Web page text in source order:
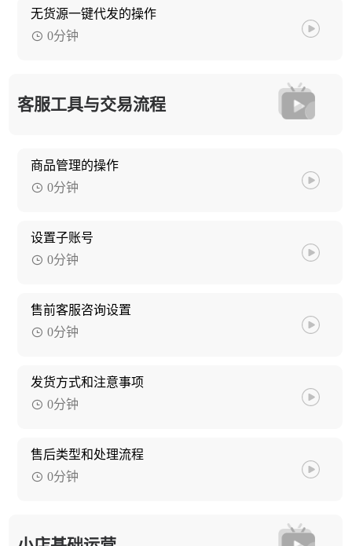
无货源一键代发的操作
0分钟
客服工具与交易流程
商品管理的操作
0分钟
设置子账号
0分钟
售前客服咨询设置
0分钟
发货方式和注意事项
0分钟
售后类型和处理流程
0分钟